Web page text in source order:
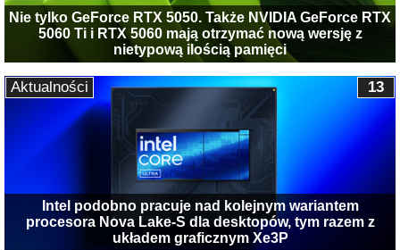
Nie tylko GeForce RTX 5050. Także NVIDIA GeForce RTX
5060 Ti i RTX 5060 mają otrzymać nową wersję z
nietypową ilością pamięci
Intel podobno pracuje nad kolejnym wariantem
procesora Nova Lake-S dla desktopów, tym razem z
układem graficznym Xe3P
13
Aktualności